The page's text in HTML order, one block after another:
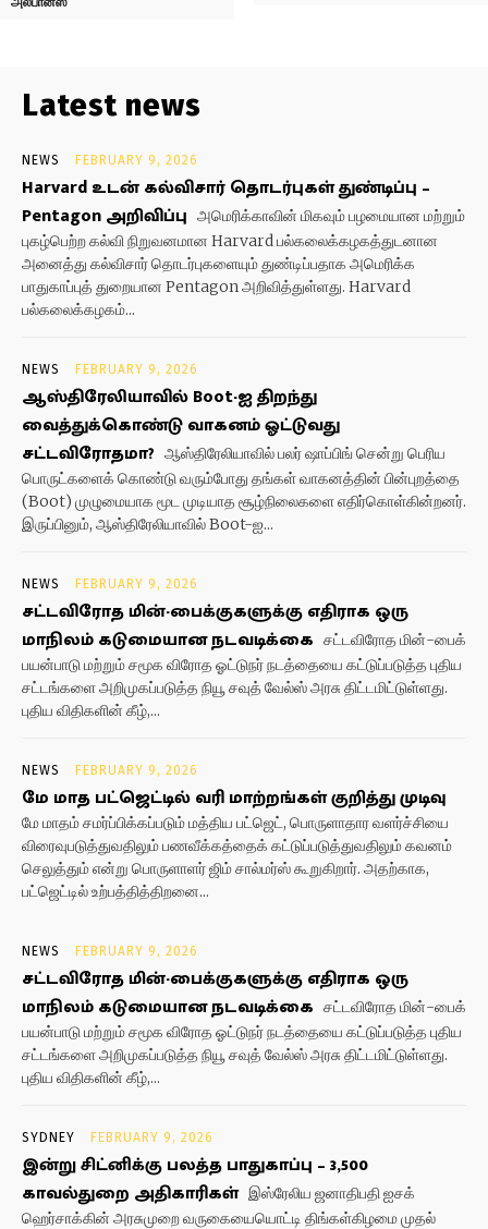
Latest news
NEWS FEBRUARY 9, 2026
Harvard உடன் கல்விசார் தொடர்புகள் துண்டிப்பு –
Pentagon அறிவிப்பு அமெரிக்காவின் மிகவும் பழமையான மற்றும்
புகழ்பெற்ற கல்வி நிறுவனமான Harvard பல்கலைக்கழகத்துடனான
அனைத்து கல்விசார் தொடர்புகளையும் துண்டிப்பதாக அமெரிக்க
பாதுகாப்புத் துறையான Pentagon அறிவித்துள்ளது. Harvard
பல்கலைக்கழகம்...
NEWS FEBRUARY 9, 2026
ஆஸ்திரேலியாவில் Boot-ஐ திறந்து
வைத்துக்கொண்டு வாகனம் ஓட்டுவது
சட்டவிரோதமா? ஆஸ்திரேலியாவில் பலர் ஷாப்பிங் சென்று பெரிய
பொருட்களைக் கொண்டு வரும்போது தங்கள் வாகனத்தின் பின்புறத்தை
(Boot) முழுமையாக மூட முடியாத சூழ்நிலைகளை எதிர்கொள்கின்றனர்.
இருப்பினும், ஆஸ்திரேலியாவில் Boot-ஐ...
NEWS FEBRUARY 9, 2026
சட்டவிரோத மின்-பைக்குகளுக்கு எதிராக ஒரு
மாநிலம் கடுமையான நடவடிக்கை சட்டவிரோத மின்-பைக்
பயன்பாடு மற்றும் சமூக விரோத ஓட்டுநர் நடத்தையை கட்டுப்படுத்த புதிய
சட்டங்களை அறிமுகப்படுத்த நியூ சவுத் வேல்ஸ் அரசு திட்டமிட்டுள்ளது.
புதிய விதிகளின் கீழ்,...
NEWS FEBRUARY 9, 2026
மே மாத பட்ஜெட்டில் வரி மாற்றங்கள் குறித்து முடிவு
மே மாதம் சமர்ப்பிக்கப்படும் மத்திய பட்ஜெட், பொருளாதார வளர்ச்சியை
விரைவுபடுத்துவதிலும் பணவீக்கத்தைக் கட்டுப்படுத்துவதிலும் கவனம்
செலுத்தும் என்று பொருளாளர் ஜிம் சால்மர்ஸ் கூறுகிறார். அதற்காக,
பட்ஜெட்டில் உற்பத்தித்திறனை...
NEWS FEBRUARY 9, 2026
சட்டவிரோத மின்-பைக்குகளுக்கு எதிராக ஒரு
மாநிலம் கடுமையான நடவடிக்கை சட்டவிரோத மின்-பைக்
பயன்பாடு மற்றும் சமூக விரோத ஓட்டுநர் நடத்தையை கட்டுப்படுத்த புதிய
சட்டங்களை அறிமுகப்படுத்த நியூ சவுத் வேல்ஸ் அரசு திட்டமிட்டுள்ளது.
புதிய விதிகளின் கீழ்,...
SYDNEY FEBRUARY 9, 2026
இன்று சிட்னிக்கு பலத்த பாதுகாப்பு – 3,500
காவல்துறை அதிகாரிகள் இஸ்ரேலிய ஜனாதிபதி ஐசக்
ஹெர்சாக்கின் அரசுமுறை வருகையையொட்டி திங்கள்கிழமை முதல்